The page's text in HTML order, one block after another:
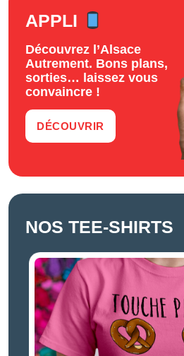
APPLI
Découvrez l’Alsace
Autrement. Bons plans,
sorties… laissez vous
convaincre !
DÉCOUVRIR
NOS TEE-SHIRTS